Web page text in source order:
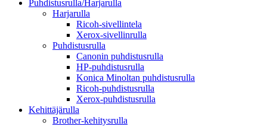
Puhdistusrulla/Harjarulla
Harjarulla
Ricoh-sivellintela
Xerox-sivellinrulla
Puhdistusrulla
Canonin puhdistusrulla
HP-puhdistusrulla
Konica Minoltan puhdistusrulla
Ricoh-puhdistusrulla
Xerox-puhdistusrulla
Kehittäjärulla
Brother-kehitysrulla